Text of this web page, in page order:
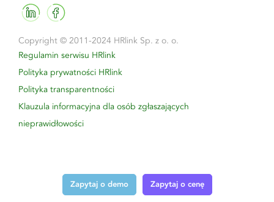
Zapytaj o demo Zapytaj o cenę
Copyright © 2011-2024 HRlink Sp. z o. o.
Regulamin serwisu HRlink
Polityka prywatności HRlink
Polityka transparentności
Klauzula informacyjna dla osób zgłaszających
nieprawidłowości